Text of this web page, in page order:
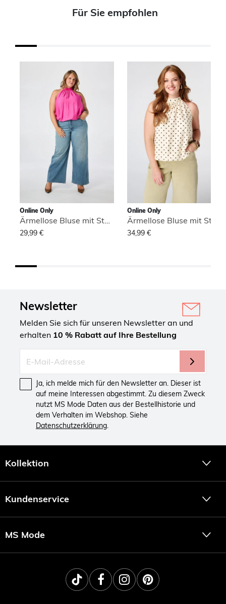
Für Sie empfohlen
Online Only
29,99 €
Online Only
34,99 €
Newsletter
Melden Sie sich für unseren Newsletter an und
erhalten 10 % Rabatt auf Ihre Bestellung
Ja, ich melde mich für den Newsletter an. Dieser ist
auf meine Interessen abgestimmt. Zu diesem Zweck
nutzt MS Mode Daten aus der Bestellhistorie und
dem Verhalten im Webshop. Siehe
Datenschutzerklärung
Kollektion
Kundenservice
MS Mode